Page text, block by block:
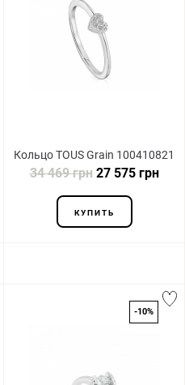
Кольцо TOUS Grain 100410821
34 469 грн27 575 грн
КУПИТЬ
-10%